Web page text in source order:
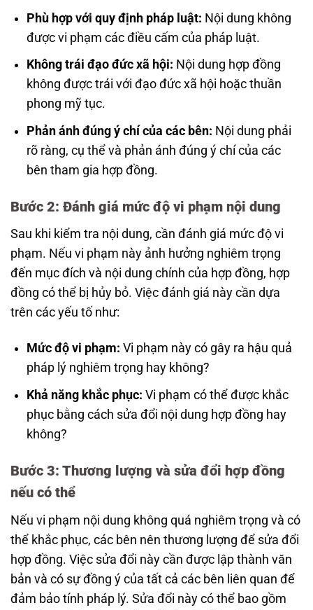
Phù hợp với quy định pháp luật: Nội dung không
được vi phạm các điều cấm của pháp luật.
Không trái đạo đức xã hội: Nội dung hợp đồng
không được trái với đạo đức xã hội hoặc thuần
phong mỹ tục.
Phản ánh đúng ý chí của các bên: Nội dung phải
rõ ràng, cụ thể và phản ánh đúng ý chí của các
bên tham gia hợp đồng.
Bước 2: Đánh giá mức độ vi phạm nội dung
Sau khi kiểm tra nội dung, cần đánh giá mức độ vi
phạm. Nếu vi phạm này ảnh hưởng nghiêm trọng
đến mục đích và nội dung chính của hợp đồng, hợp
đồng có thể bị hủy bỏ. Việc đánh giá này cần dựa
trên các yếu tố như:
Mức độ vi phạm: Vi phạm này có gây ra hậu quả
pháp lý nghiêm trọng hay không?
Khả năng khắc phục: Vi phạm có thể được khắc
phục bằng cách sửa đổi nội dung hợp đồng hay
không?
Bước 3: Thương lượng và sửa đổi hợp đồng
nếu có thể
Nếu vi phạm nội dung không quá nghiêm trọng và có
thể khắc phục, các bên nên thương lượng để sửa đổi
hợp đồng. Việc sửa đổi này cần được lập thành văn
bản và có sự đồng ý của tất cả các bên liên quan để
đảm bảo tính pháp lý. Sửa đổi này có thể bao gồm